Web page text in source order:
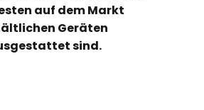
auf dem Markt
Geräten
sind.